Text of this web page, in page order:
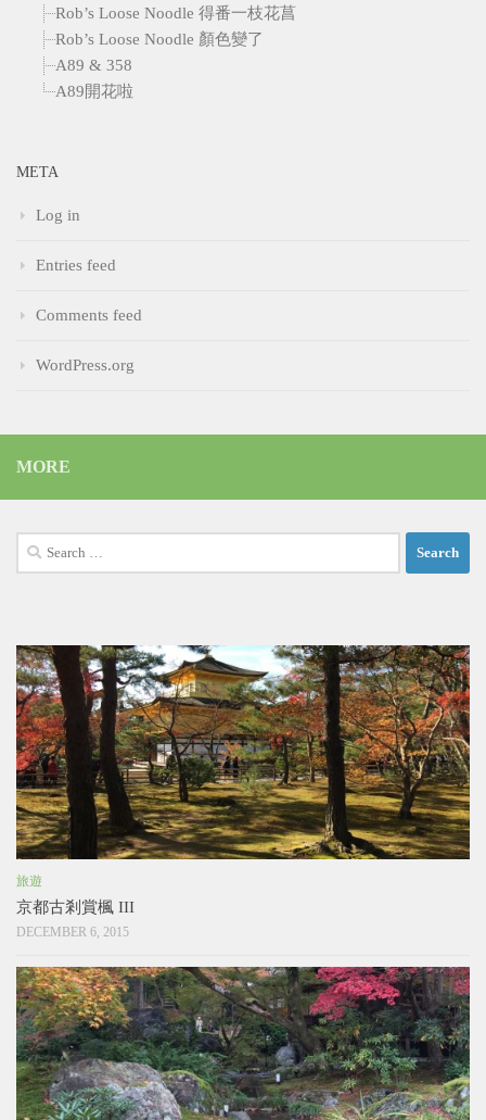
Rob’s Loose Noodle 得番一枝花菖
Rob’s Loose Noodle 顏色變了
A89 & 358
A89開花啦
META
Log in
Entries feed
Comments feed
WordPress.org
MORE
Search
for:
旅遊
京都古剎賞楓 III
DECEMBER 6, 2015